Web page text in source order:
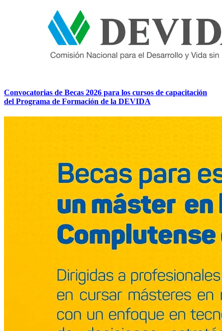
Convocatorias de Becas 2026 para los cursos de capacitación
del Programa de Formación de la DEVIDA